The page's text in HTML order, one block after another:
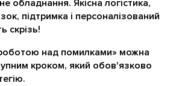
обладнання. Якісна логістика,
підтримка і персоналізований
скрізь!
над помилками» можна
кроком, який обов'язково